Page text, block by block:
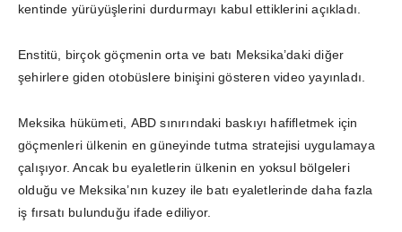
kentinde yürüyüşlerini durdurmayı kabul ettiklerini açıkladı.
Enstitü, birçok göçmenin orta ve batı Meksika’daki diğer
şehirlere giden otobüslere binişini gösteren video yayınladı.
Meksika hükümeti, ABD sınırındaki baskıyı hafifletmek için
göçmenleri ülkenin en güneyinde tutma stratejisi uygulamaya
çalışıyor. Ancak bu eyaletlerin ülkenin en yoksul bölgeleri
olduğu ve Meksika’nın kuzey ile batı eyaletlerinde daha fazla
iş fırsatı bulunduğu ifade ediliyor.